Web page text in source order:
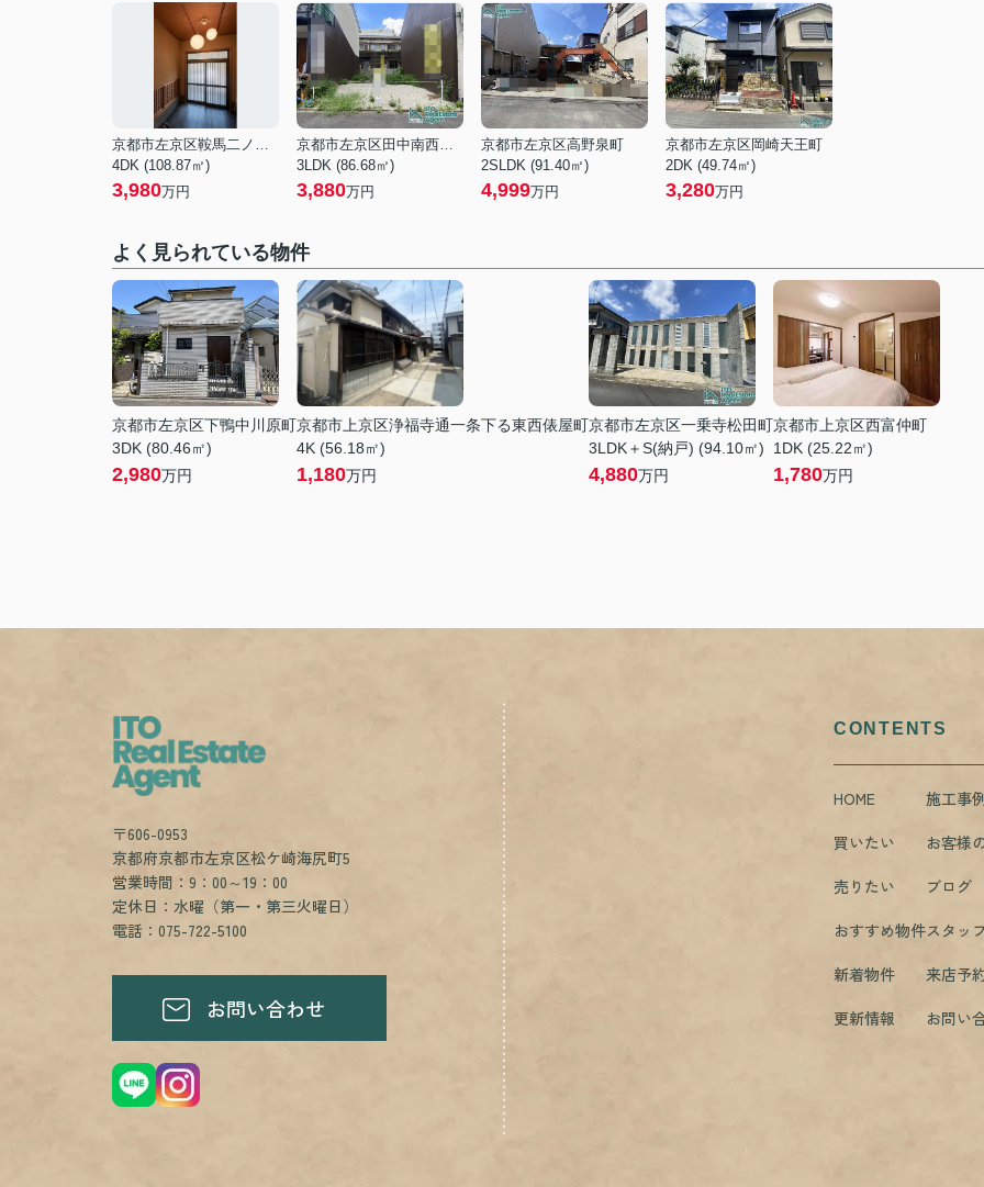
京都市左京区鞍馬二ノ瀬町
4DK (108.87㎡)
3,980万円
京都市左京区田中南西浦町
3LDK (86.68㎡)
3,880万円
京都市左京区高野泉町
2SLDK (91.40㎡)
4,999万円
京都市左京区岡崎天王町
2DK (49.74㎡)
3,280万円
よく見られている物件
京都市左京区下鴨中川原町
3DK (80.46㎡)
2,980万円
京都市上京区浄福寺通一条下る東西俵屋町
4K (56.18㎡)
1,180万円
京都市左京区一乗寺松田町
3LDK＋S(納戸) (94.10㎡)
4,880万円
京都市上京区西富仲町
1DK (25.22㎡)
1,780万円
〒606-0953
京都府京都市左京区松ケ崎海尻町5
営業時間：9：00～19：00
定休日：水曜（第一・第三火曜日）
電話：075-722-5100
お問い合わせ
CONTENTS
HOME
施工事
買いたい
お客様
売りたい
ブログ
おすすめ物件スタッ
新着物件
来店予
更新情報
お問い